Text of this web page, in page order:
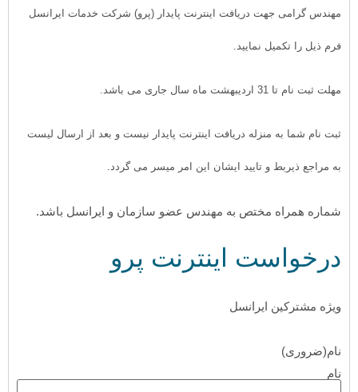
مهندس گرامی جهت دریافت اینترنت پایدار (پرو) شرکت خدمات ایرانسل
فرم ذیل را تکمیل نمایید.
مهلت ثبت نام تا 31 اردیبهشت ماه سال جاری می باشد.
ثبت نام شما به منزله دریافت اینترنت پایدار نیست و بعد از ارسال لیست
به مراجع ذیربط و تایید ایشان این امر میسر می گردد.
شماره همراه مختص به مهندس عضو سازمان و ایرانسل باشد.
درخواست اینترنت پرو
ویژه مشترکین ایرانسل
نام(ضروری)
نام